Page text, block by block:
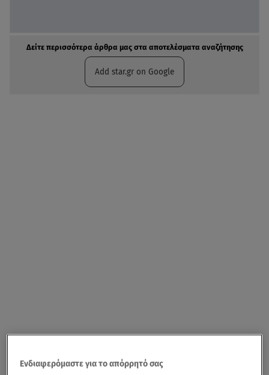
Δείτε περισσότερα άρθρα μας στα αποτελέσματα αναζήτησης
Add star.gr on Google
Ενδιαφερόμαστε για το απόρρητό σας